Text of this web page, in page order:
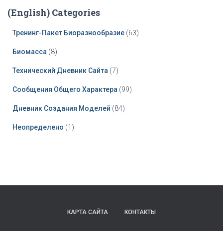
(English) Categories
Тренинг-Пакет Биоразнообразие (63)
Биомасса (8)
Технический Дневник Сайта (7)
Сообщения Общего Характера (99)
Дневник Создания Моделей (84)
Неопределено (1)
КАРТА САЙТА КОНТАКТЫ